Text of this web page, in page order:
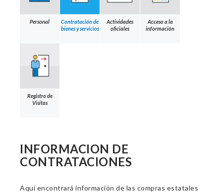
Personal
Contratación de
bienes y servicios
Actividades
oficiales
Acceso a la
información
Registro de
Visitas
INFORMACION DE
CONTRATACIONES
Aquí encontrará información de las compras estatales